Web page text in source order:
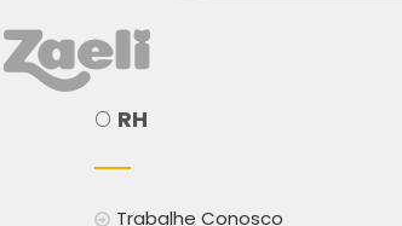
O RH
Trabalhe Conosco